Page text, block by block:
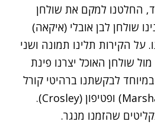
החלטנו למקם את שולחן
שולחן לבן אובלי (איקאה)
על הקירות תלינו תמונה ושני
שולחן האוכל יצרנו פינת
לבקשתנו ברהיטי קורל
) ופטיפון (Crosley
).
שהזמנו מנגר.